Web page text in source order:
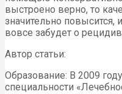
выстроено верно, то
значительно повысится,
вовсе забудет о
Автор статьи:
Образование: В 2009
специальности